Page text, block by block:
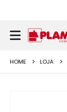
HOME LOJA